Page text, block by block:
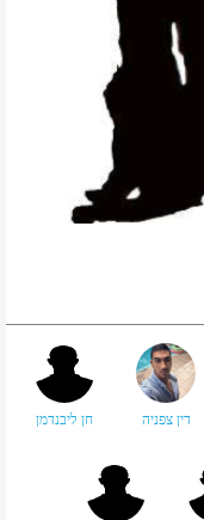
דין צפניה חן ליבנדמן